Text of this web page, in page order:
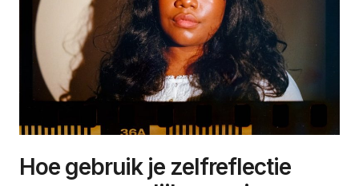
Hoe gebruik je zelfreflectie